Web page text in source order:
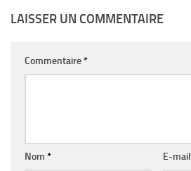
LAISSER UN COMMENTAIRE
Commentaire*
Nom * E-mail